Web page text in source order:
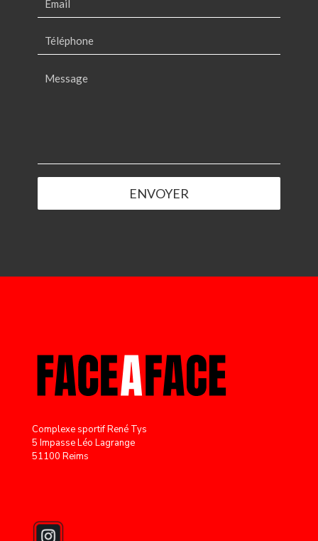
Complexe sportif René Tys
5 Impasse Léo Lagrange
51100 Reims